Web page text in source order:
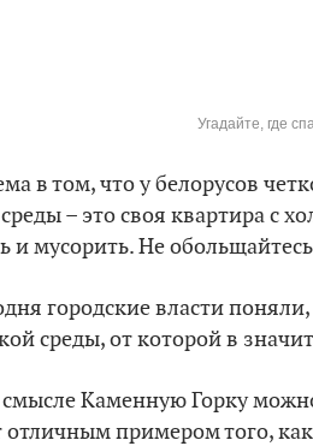
Угадайте, где
в том, что у белорусов
– это своя квартира с
и мусорить. Не
городские власти
среды, от которой в
Каменную Горку
отличным примером того,